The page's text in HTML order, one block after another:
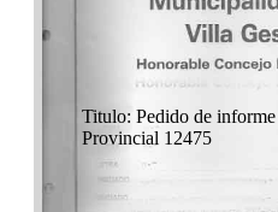
Titulo: Pedido de
Provincial 12475